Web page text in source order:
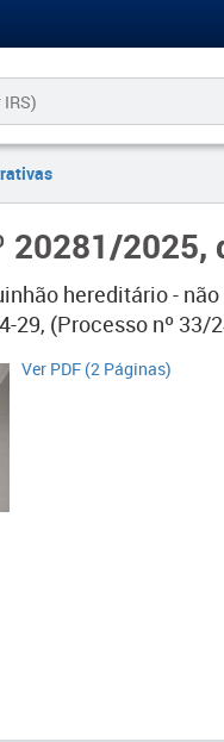
20281/2025,
hereditário -
29, (Processo nº 33/
​​​Ver PDF (2 Páginas)​​​​​​